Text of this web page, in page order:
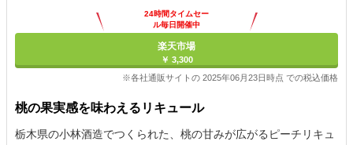
24時間タイムセー
ル毎日開催中
楽天市場
￥ 3,300
※各社通販サイトの 2025年06月23日時点 での税込価格
桃の果実感を味わえるリキュール
栃木県の小林酒造でつくられた、桃の甘みが広がるピーチリキュ